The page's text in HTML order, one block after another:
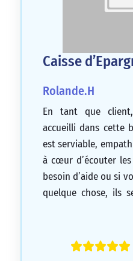
Caisse
Rolande.H
En tant que
accueilli dans cette
est serviable,
à cœur d’écouter
besoin d’aide ou si
quelque chose, ils
cette banque, car
d’y aller et de